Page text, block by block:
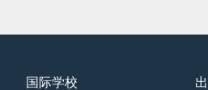
国际学校